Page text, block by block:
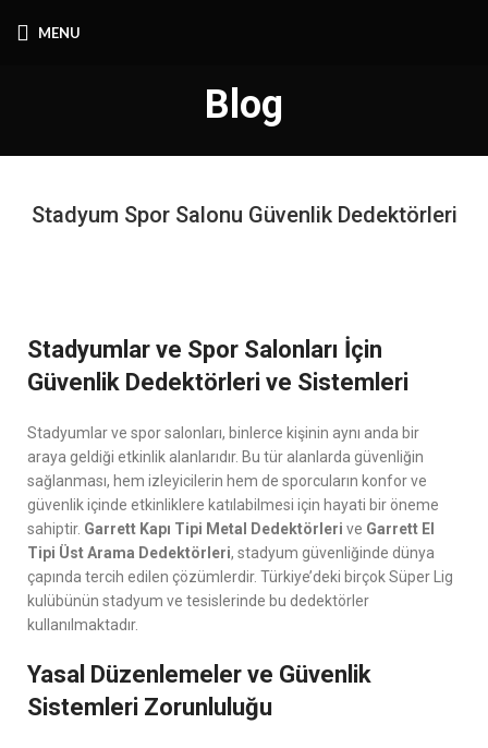
MENU
Blog
Stadyum Spor Salonu Güvenlik Dedektörleri
Stadyumlar ve Spor Salonları İçin
Güvenlik Dedektörleri ve Sistemleri
Stadyumlar ve spor salonları, binlerce kişinin aynı anda bir
araya geldiği etkinlik alanlarıdır. Bu tür alanlarda güvenliğin
sağlanması, hem izleyicilerin hem de sporcuların konfor ve
güvenlik içinde etkinliklere katılabilmesi için hayati bir öneme
sahiptir. Garrett Kapı Tipi Metal Dedektörleri ve Garrett El
Tipi Üst Arama Dedektörleri, stadyum güvenliğinde dünya
çapında tercih edilen çözümlerdir. Türkiye’deki birçok Süper Lig
kulübünün stadyum ve tesislerinde bu dedektörler
kullanılmaktadır.
Yasal Düzenlemeler ve Güvenlik
Sistemleri Zorunluluğu